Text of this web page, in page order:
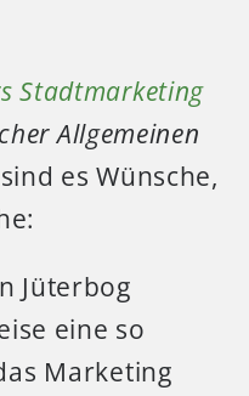
Stadtmarketing
Allgemeinen
es Wünsche,
Jüterbog
eine so
Marketing